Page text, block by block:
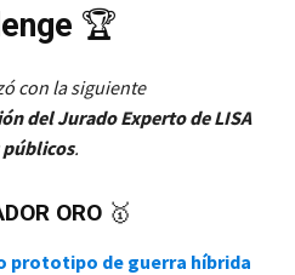
🏆
con la siguiente
del Jurado Experto de LISA
públicos.
ORO 🥇
prototipo de guerra híbrida